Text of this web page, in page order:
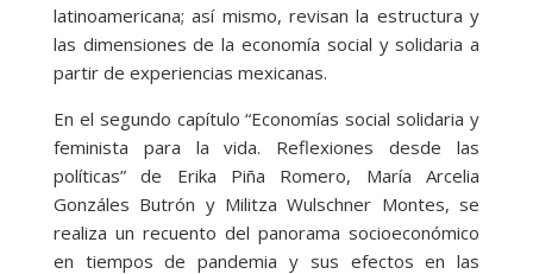
latinoamericana; así mismo, revisan la estructura y
las dimensiones de la economía social y solidaria a
partir de experiencias mexicanas.
En el segundo capítulo “Economías social solidaria y
feminista para la vida. Reflexiones desde las
políticas” de Erika Piña Romero, María Arcelia
Gonzáles Butrón y Militza Wulschner Montes, se
realiza un recuento del panorama socioeconómico
en tiempos de pandemia y sus efectos en las